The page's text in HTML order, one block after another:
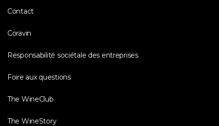
Contact
Coravin
Responsabilité sociétale des entreprises
Foire aux questions
The WineClub
The WineStory